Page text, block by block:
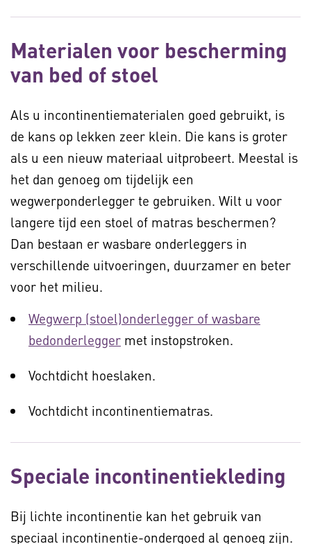
Materialen voor bescherming
van bed of stoel
Als u incontinentiematerialen goed gebruikt, is
de kans op lekken zeer klein. Die kans is groter
als u een nieuw materiaal uitprobeert. Meestal is
het dan genoeg om tijdelijk een
wegwerponderlegger te gebruiken. Wilt u voor
langere tijd een stoel of matras beschermen?
Dan bestaan er wasbare onderleggers in
verschillende uitvoeringen, duurzamer en beter
voor het milieu.
Wegwerp (stoel)onderlegger of wasbare
bedonderlegger met instopstroken.
Vochtdicht hoeslaken.
Vochtdicht incontinentiematras.
Speciale incontinentiekleding
Bij lichte incontinentie kan het gebruik van
speciaal incontinentie-ondergoed al genoeg zijn.